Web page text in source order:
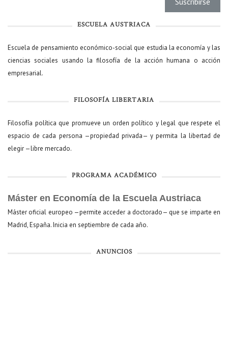
ESCUELA AUSTRIACA
Escuela de pensamiento económico-social que estudia la economía y las
ciencias sociales usando la filosofía de la acción humana o acción
empresarial.
FILOSOFÍA LIBERTARIA
Filosofía política que promueve un orden político y legal que respete el
espacio de cada persona —propiedad privada— y permita la libertad de
elegir —libre mercado.
PROGRAMA ACADÉMICO
Máster en Economía de la Escuela Austriaca
Máster oficial europeo —permite acceder a doctorado— que se imparte en
Madrid, España. Inicia en septiembre de cada año.
ANUNCIOS